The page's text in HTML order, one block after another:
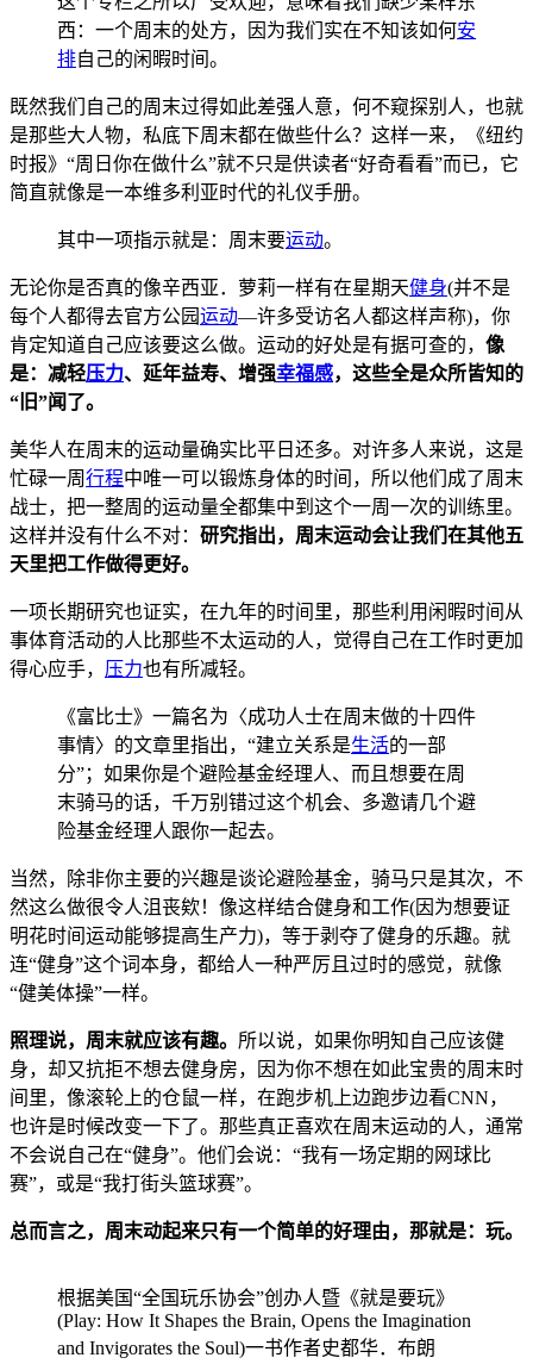
西：一个周末的处方，因为我们实在不知该如何安
排自己的闲暇时间。
既然我们自己的周末过得如此差强人意，何不窥探别人，也就
是那些大人物，私底下周末都在做些什么？这样一来，《纽约
时报》“周日你在做什么”就不只是供读者“好奇看看”而已，它
简直就像是一本维多利亚时代的礼仪手册。
其中一项指示就是：周末要运动。
无论你是否真的像辛西亚．萝莉一样有在星期天健身(并不是
每个人都得去官方公园运动—许多受访名人都这样声称)，你
肯定知道自己应该要这么做。运动的好处是有据可查的， 像
是：减轻压力、延年益寿、增强幸福感，这些全是众所皆知的
“旧”闻了。
美华人在周末的运动量确实比平日还多。对许多人来说，这是
忙碌一周行程中唯一可以锻炼身体的时间，所以他们成了周末
战士，把一整周的运动量全都集中到这个一周一次的训练里。
这样并没有什么不对： 研究指出，周末运动会让我们在其他五
天里把工作做得更好。
一项长期研究也证实，在九年的时间里，那些利用闲暇时间从
事体育活动的人比那些不太运动的人，觉得自己在工作时更加
得心应手， 压力也有所减轻。
《富比士》一篇名为〈成功人士在周末做的十四件
事情〉的文章里指出，“建立关系是生活的一部
分”；如果你是个避险基金经理人、而且想要在周
末骑马的话，千万别错过这个机会、多邀请几个避
险基金经理人跟你一起去。
当然，除非你主要的兴趣是谈论避险基金，骑马只是其次，不
然这么做很令人沮丧欸！像这样结合健身和工作(因为想要证
明花时间运动能够提高生产力)，等于剥夺了健身的乐趣。就
连“健身”这个词本身，都给人一种严厉且过时的感觉，就像
“健美体操”一样。
照理说，周末就应该有趣。 所以说，如果你明知自己应该健
身，却又抗拒不想去健身房，因为你不想在如此宝贵的周末时
间里，像滚轮上的仓鼠一样，在跑步机上边跑步边看CNN，
也许是时候改变一下了。那些真正喜欢在周末运动的人，通常
不会说自己在“健身”。他们会说：“我有一场定期的网球比
赛”，或是“我打街头篮球赛”。
总而言之，周末动起来只有一个简单的好理由，那就是：玩。
根据美国“全国玩乐协会”创办人暨《就是要玩》
(Play: How It Shapes the Brain, Opens the Imagination
and Invigorates the Soul)一书作者史都华．布朗